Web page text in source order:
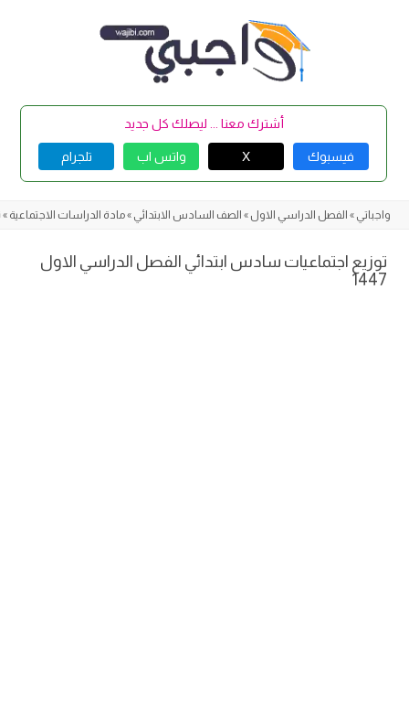
أشترك معنا ... ليصلك كل جديد
فيسبوك X واتس اب تلجرام
واجباتي » الفصل الدراسي الاول » الصف السادس الابتدائي »مادة الدراسات الاجتماعية »
توزيع اجتماعيات سادس ابتدائي الفصل الدراسي الاول
1447